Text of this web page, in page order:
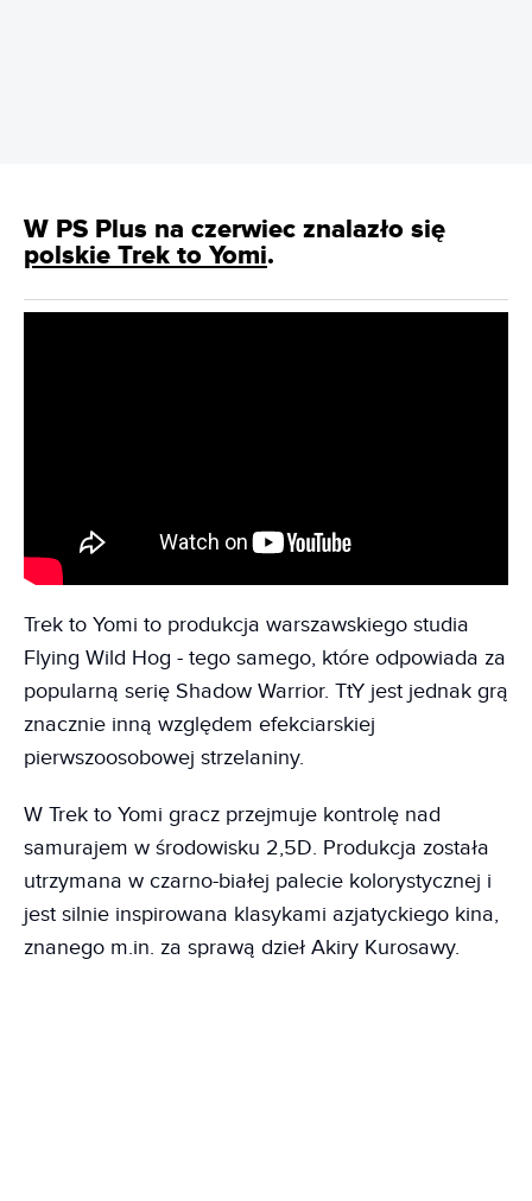
W PS Plus na czerwiec znalazło się
polskie Trek to Yomi.
Trek to Yomi to produkcja warszawskiego studia
Flying Wild Hog - tego samego, które odpowiada za
popularną serię Shadow Warrior. TtY jest jednak grą
znacznie inną względem efekciarskiej
pierwszoosobowej strzelaniny.
W Trek to Yomi gracz przejmuje kontrolę nad
samurajem w środowisku 2,5D. Produkcja została
utrzymana w czarno-białej palecie kolorystycznej i
jest silnie inspirowana klasykami azjatyckiego kina,
znanego m.in. za sprawą dzieł Akiry Kurosawy.